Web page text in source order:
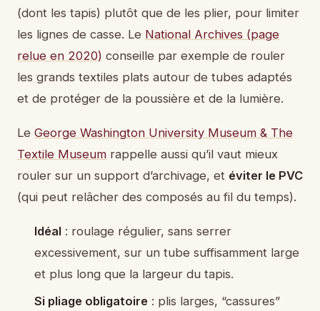
(dont les tapis) plutôt que de les plier, pour limiter
les lignes de casse. Le National Archives (page
relue en 2020) conseille par exemple de rouler
les grands textiles plats autour de tubes adaptés
et de protéger de la poussière et de la lumière.
Le George Washington University Museum & The
Textile Museum rappelle aussi qu’il vaut mieux
rouler sur un support d’archivage, et éviter le PVC
(qui peut relâcher des composés au fil du temps).
Idéal: roulage régulier, sans serrer
excessivement, sur un tube suffisamment large
et plus long que la largeur du tapis.
Si pliage obligatoire: plis larges, “cassures”